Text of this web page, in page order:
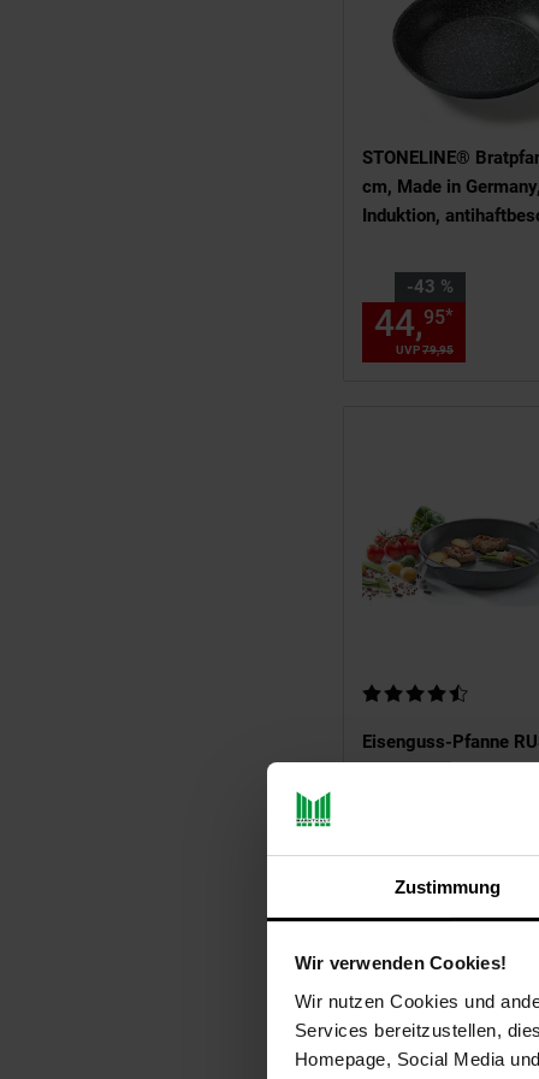
Zustimmung
Wir verwenden Cookies!
Wir nutzen Cookies und
Services bereitzustellen,
Homepage, Social Media
STONELINE®
cm, Made in Germany,
Induktion,
-43 %
Sie Sparen 43 Prozent,
UVP79,95
44,95*
Eisenguss-Pfanne
Kundenbewertung:
48,